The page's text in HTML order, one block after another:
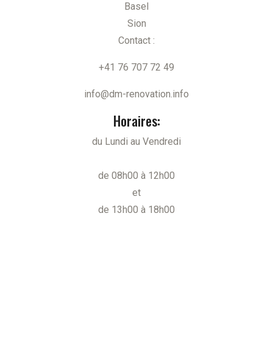
Basel
Sion
Contact :
+41 76 707 72 49
info@dm-renovation.info
Horaires:
du Lundi au Vendredi
de 08h00 à 12h00
et
de 13h00 à 18h00